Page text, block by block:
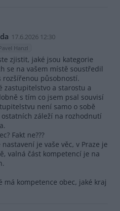
17.6.2026 12:30
Hanzl
zjistit, jaké jsou kategorie
se na vašem místě soustředil
rozšířenou působností.
zastupitelstvo a starostu a
s tím co jsem psal souvisí
není samo o sobě
záleží na rozhodnutí
Fakt ne???
je vaše věc, v Praze je
valná část kompetencí je na
má kompetence obec, jaké kraj